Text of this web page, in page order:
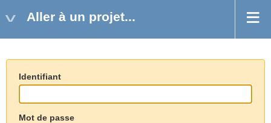
Aller à un projet...
Identifiant
Mot de passe